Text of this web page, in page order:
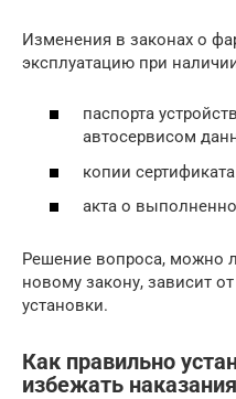
Изменения в законах о
эксплуатацию при
паспорта
автосервисом
копии
акта о
Решение вопроса, можно
новому закону, зависит
установки.
Как правильно
избежать